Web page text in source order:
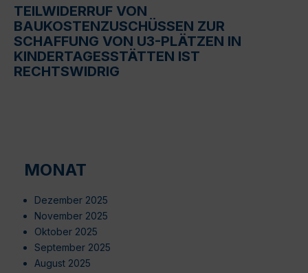
TEILWIDERRUF VON
BAUKOSTENZUSCHÜSSEN ZUR
SCHAFFUNG VON U3-PLÄTZEN IN
KINDERTAGESSTÄTTEN IST
RECHTSWIDRIG
MONAT
Dezember 2025
November 2025
Oktober 2025
September 2025
August 2025